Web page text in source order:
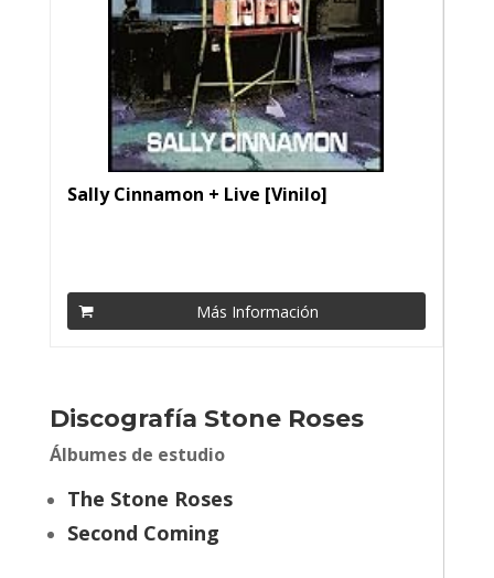
Sally Cinnamon + Live [Vinilo]
Más Información
Discografía Stone Roses
Álbumes de estudio
The Stone Roses
Second Coming